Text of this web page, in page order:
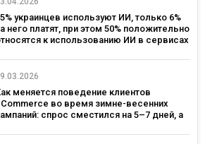
украинцев используют ИИ, только 6%
него платят, при этом 50% положительно
к использованию ИИ в сервисах
меняется поведение клиентов
во время зимне-весенних
спрос сместился на 5–7 дней, а
— исследование eSputnik и Inweb